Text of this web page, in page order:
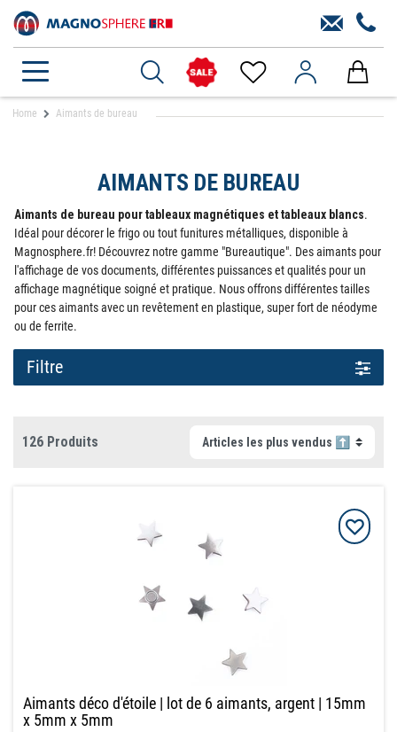
Home Aimants de bureau
AIMANTS DE BUREAU
Aimants de bureau pour tableaux magnétiques et tableaux blancs.
Idéal pour décorer le frigo ou tout funitures métalliques, disponible à
Magnosphere.fr! Découvrez notre gamme "Bureautique". Des aimants pour
l'affichage de vos documents, différentes puissances et qualités pour un
affichage magnétique soigné et pratique. Nous offrons différentes tailles
pour ces aimants avec un revêtement en plastique, super fort de néodyme
ou de ferrite.
Filtre
126 Produits
Aimants déco d'étoile | lot de 6 aimants, argent | 15mm
x 5mm x 5mm